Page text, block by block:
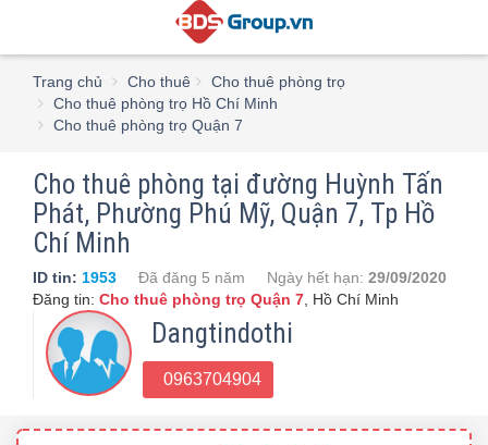
Trang chủ Cho thuê
Cho thuê phòng trọ
Cho thuê phòng trọ Hồ Chí Minh
Cho thuê phòng trọ Quận 7
Cho thuê phòng tại đường Huỳnh Tấn
Phát, Phường Phú Mỹ, Quận 7, Tp Hồ
Chí Minh
ID tin: 1953 Đã đăng 5 năm Ngày hết hạn: 29/09/2020
Đăng tin: Cho thuê phòng trọ Quận 7 Hồ Chí Minh
Dangtindothi
0963704904